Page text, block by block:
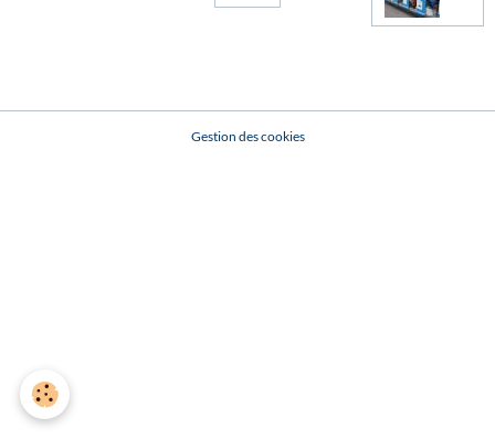
Gestion des cookies